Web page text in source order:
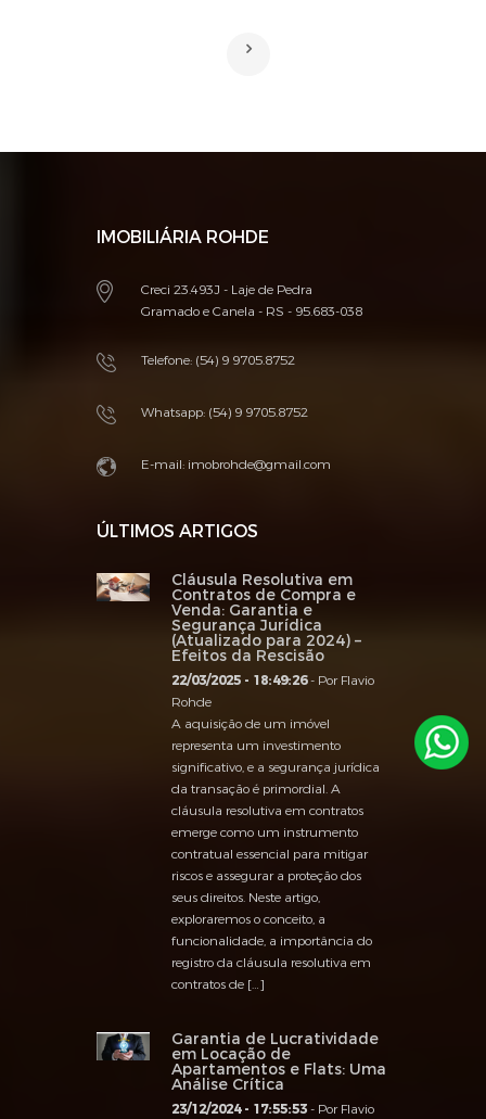
IMOBILIÁRIA ROHDE
Creci 23.493J - Laje de Pedra
Gramado e Canela - RS - 95.683-038
Telefone: (54) 9 9705.8752
Whatsapp: (54) 9 9705.8752
E-mail: imobrohde@gmail.com
ÚLTIMOS ARTIGOS
Cláusula Resolutiva em
Contratos de Compra e
Venda: Garantia e
Segurança Jurídica
(Atualizado para 2024) –
Efeitos da Rescisão
22/03/2025 - 18:49:26- Por Flavio
Rohde
A aquisição de um imóvel
representa um investimento
significativo, e a segurança jurídica
da transação é primordial. A
cláusula resolutiva em contratos
emerge como um instrumento
contratual essencial para mitigar
riscos e assegurar a proteção dos
seus direitos. Neste artigo,
exploraremos o conceito, a
funcionalidade, a importância do
registro da cláusula resolutiva em
contratos de […]
Garantia de Lucratividade
em Locação de
Apartamentos e Flats: Uma
Análise Crítica
23/12/2024 - 17:55:53- Por Flavio